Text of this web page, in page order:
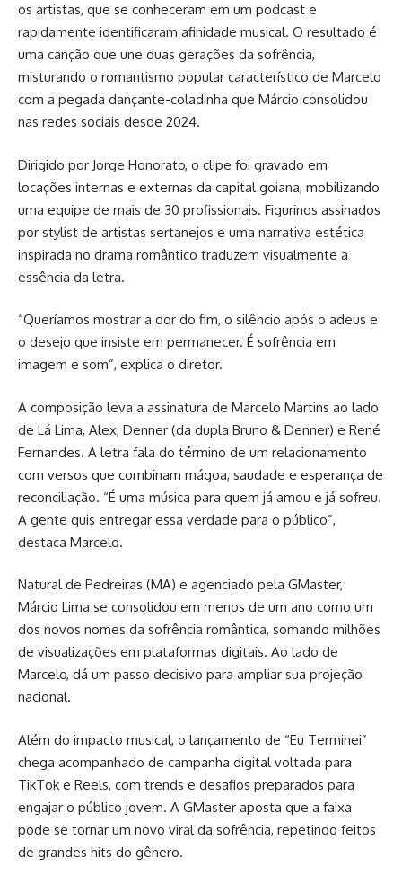
os artistas, que se conheceram em um podcast e
rapidamente identificaram afinidade musical. O resultado é
uma canção que une duas gerações da sofrência,
misturando o romantismo popular característico de Marcelo
com a pegada dançante-coladinha que Márcio consolidou
nas redes sociais desde 2024.
Dirigido por Jorge Honorato, o clipe foi gravado em
locações internas e externas da capital goiana, mobilizando
uma equipe de mais de 30 profissionais. Figurinos assinados
por stylist de artistas sertanejos e uma narrativa estética
inspirada no drama romântico traduzem visualmente a
essência da letra.
“Queríamos mostrar a dor do fim, o silêncio após o adeus e
o desejo que insiste em permanecer. É sofrência em
imagem e som”, explica o diretor.
A composição leva a assinatura de Marcelo Martins ao lado
de Lá Lima, Alex, Denner (da dupla Bruno & Denner) e René
Fernandes. A letra fala do término de um relacionamento
com versos que combinam mágoa, saudade e esperança de
reconciliação. “É uma música para quem já amou e já sofreu.
A gente quis entregar essa verdade para o público”,
destaca Marcelo.
Natural de Pedreiras (MA) e agenciado pela GMaster,
Márcio Lima se consolidou em menos de um ano como um
dos novos nomes da sofrência romântica, somando milhões
de visualizações em plataformas digitais. Ao lado de
Marcelo, dá um passo decisivo para ampliar sua projeção
nacional.
Além do impacto musical, o lançamento de “Eu Terminei”
chega acompanhado de campanha digital voltada para
TikTok e Reels, com trends e desafios preparados para
engajar o público jovem. A GMaster aposta que a faixa
pode se tornar um novo viral da sofrência, repetindo feitos
de grandes hits do gênero.